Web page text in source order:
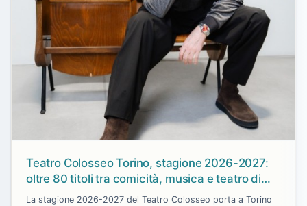
Teatro Colosseo Torino, stagione 2026-2027:
oltre 80 titoli tra comicità, musica e teatro di
parola
La stagione 2026-2027 del Teatro Colosseo porta a Torino